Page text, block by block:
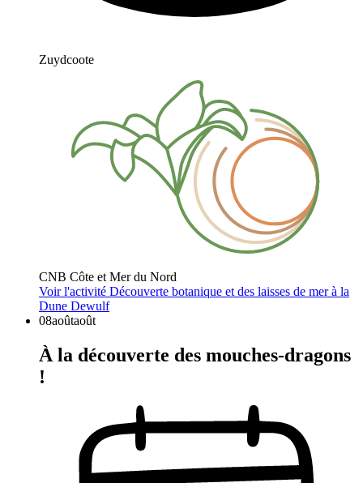
Zuydcoote
CNB Côte et Mer du Nord
Voir l'activité Découverte botanique et des laisses de mer à la
Dune Dewulf
08aoûtaoût
À la découverte des mouches-dragons
!